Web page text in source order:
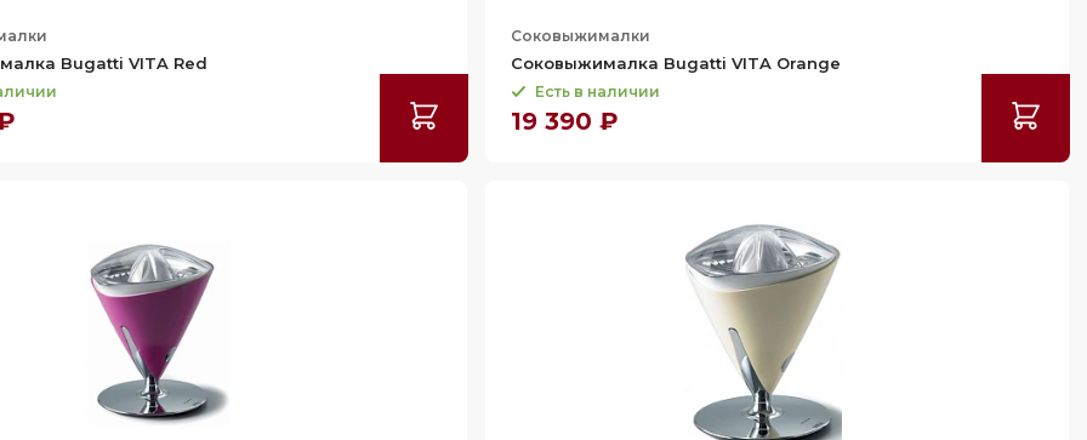
Bugatti VITA Red
Соковыжималки
Соковыжималка Bugatti VITA Orange
Есть в наличии
19 390 ₽